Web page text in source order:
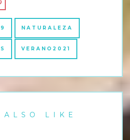
NATURALEZA
VERANO2021
ALSO LIKE